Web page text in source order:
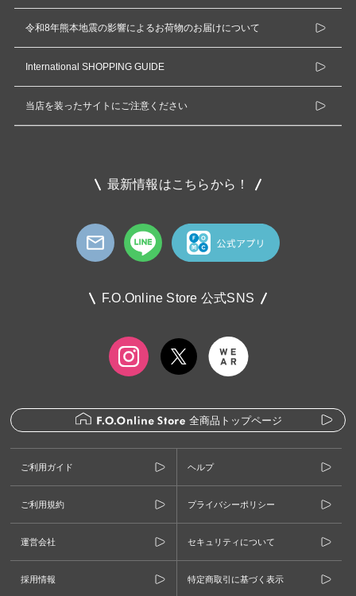
令和8年熊本地震の影響によるお荷物のお届けについて
International SHOPPING GUIDE
当店を装ったサイトにご注意ください
最新情報はこちらから！
F.O.Online Store 公式SNS
全商品トップページ
ご利用ガイド ヘルプ
ご利用規約 プライバシーポリシー
運営会社 セキュリティについて
採用情報 特定商取引に基づく表示